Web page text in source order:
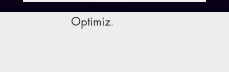
l'argentOptimiz.